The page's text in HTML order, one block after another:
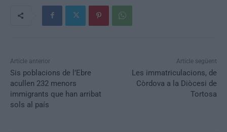
Article anterior
Sis poblacions de l’Ebre
acullen 232 menors
immigrants que han arribat
sols al país
Article següent
Les immatriculacions, de
Còrdova a la Diòcesi de
Tortosa